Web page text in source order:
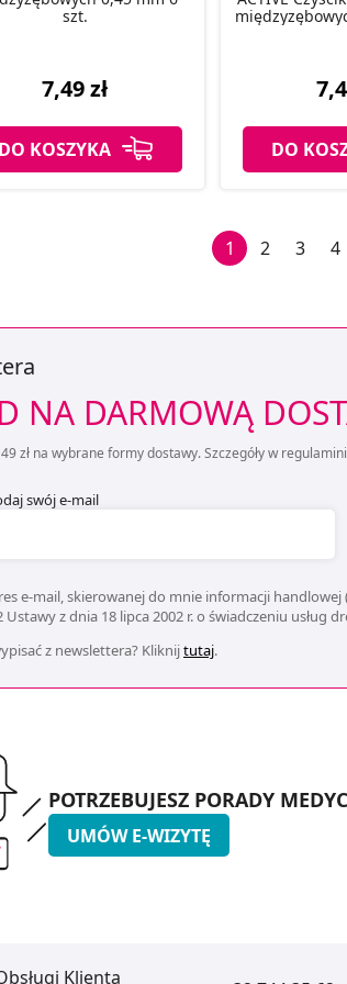
szt.
7,49 zł
DO KOSZYKA DO
1 2 3 4
NA DARMOWĄ
zł na wybrane formy dostawy. Szczegóły w
swój e-mail
e-mail, skierowanej do mnie informacji
z dnia 18 lipca 2002 r. o świadczeniu usług
z newslettera? Kliknijtutaj.
POTRZEBUJESZ PORADY
UMÓW E-WIZYTĘ
Klienta